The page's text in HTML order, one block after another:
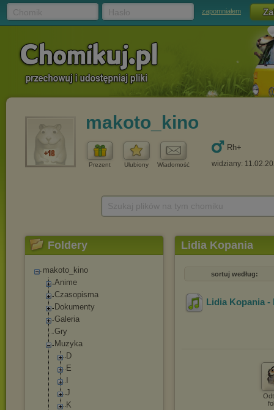
zapomniałem
makoto_kino
Prezent Ulubiony Wiadomość
Rh+
widziany:
Foldery
makoto_kino
Anime
Czasopisma
Dokumenty
Galeria
Gry
Muzyka
D
E
J
K
Lidia Kopania
sortuj według:
Lidia Kopania -